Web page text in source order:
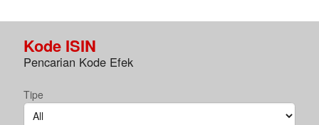
Pencarian
Kode ISIN
Tipe